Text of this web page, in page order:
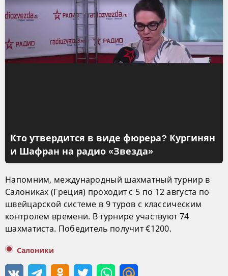
Кто утвердится в виде фюрера? Кургинян
и Шафран на радио «Звезда»
Напомним, международный шахматный турнир в
Салониках (Греция) проходит с 5 по 12 августа по
швейцарской системе в 9 туров с классическим
контролем времени. В турнире участвуют 74
шахматиста. Победитель получит €1200.
Салоники